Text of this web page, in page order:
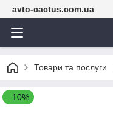
avto-cactus.com.ua
Товари та послуги
–10%